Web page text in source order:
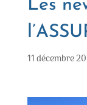
Les
11 décembre